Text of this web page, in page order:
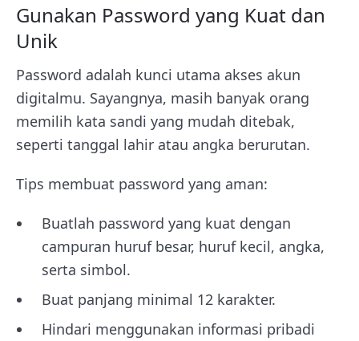
Gunakan Password yang Kuat dan
Unik
Password adalah kunci utama akses akun
digitalmu. Sayangnya, masih banyak orang
memilih kata sandi yang mudah ditebak,
seperti tanggal lahir atau angka berurutan.
Tips membuat password yang aman:
Buatlah password yang kuat dengan
campuran huruf besar, huruf kecil, angka,
serta simbol.
Buat panjang minimal 12 karakter.
Hindari menggunakan informasi pribadi